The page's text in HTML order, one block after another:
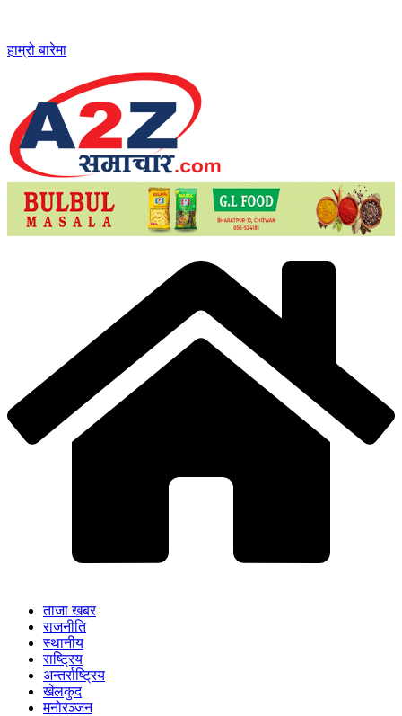
content
हाम्रो बारेमा
ताजा खबर
राजनीति
स्थानीय
राष्ट्रिय
अन्तर्राष्ट्रिय
खेलकुद
मनोरञ्जन